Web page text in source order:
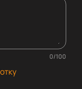
0/100